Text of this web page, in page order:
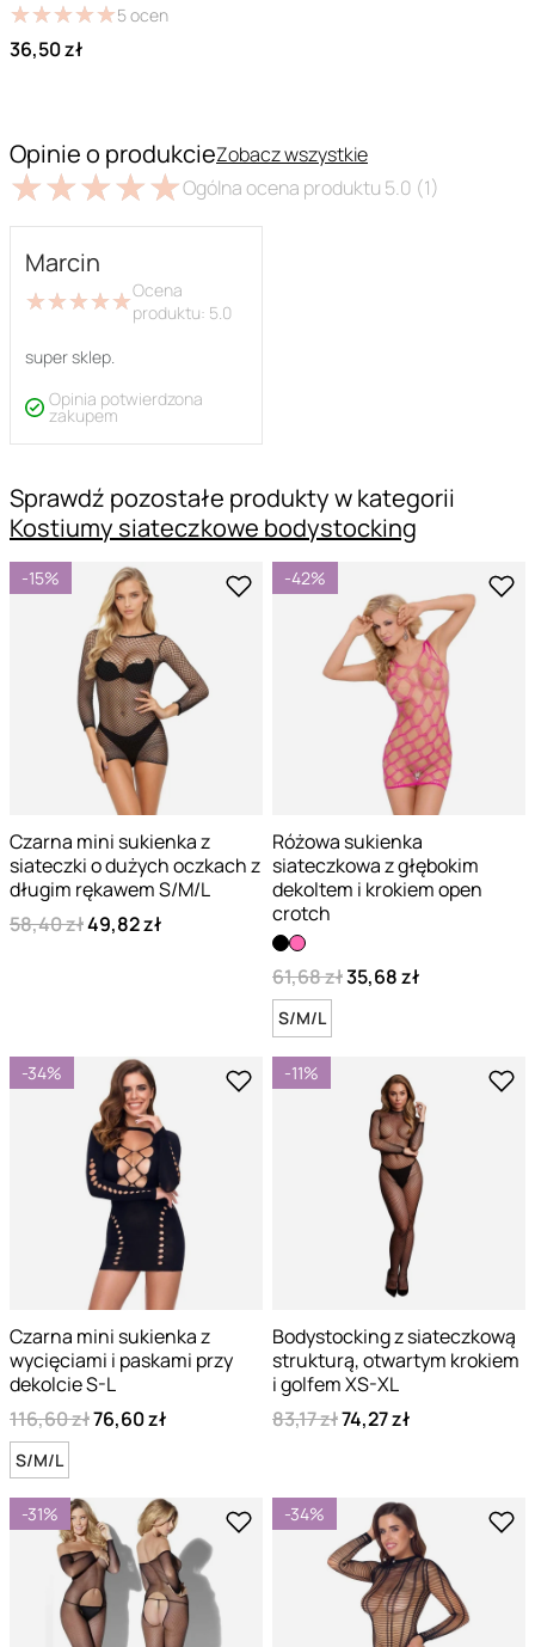
★★★★★
★★★★★5ocen
36,50 zł
Opinie o produkcieZobacz wszystkie
★★★★★
★★★★★Ogólna ocena produktu 5.0 (1)
Marcin
★★★★★
★★★★★Ocena
produktu: 5.0
super sklep.
Opinia potwierdzona
zakupem
Sprawdź pozostałe produkty w kategorii
Kostiumy siateczkowe bodystocking
-15%
Czarna mini sukienka z
siateczki o dużych oczkach z
długim rękawem S/M/L
58,40 zł49,82 zł
-42%
Różowa sukienka
siateczkowa z głębokim
dekoltem i krokiem open
crotch
61,68 zł35,68 zł
S/M/L
-34%
Czarna mini sukienka z
wycięciami i paskami przy
dekolcie S-L
116,60 zł76,60 zł
S/M/L
-11%
Bodystocking z siateczkową
strukturą, otwartym krokiem
i golfem XS-XL
83,17 zł74,27 zł
-31% -34%